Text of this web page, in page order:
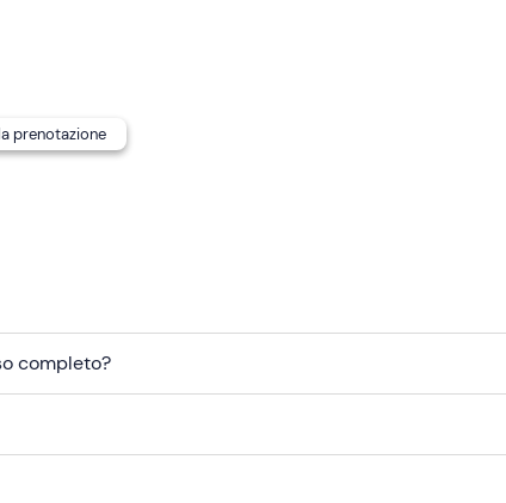
prenotazione
completo?